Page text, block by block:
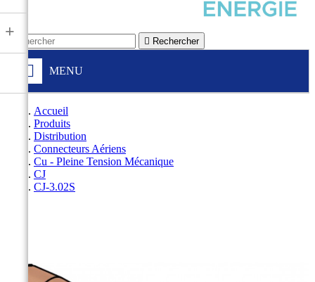
 Rechercher
MENU
+
Accueil
Produits
Distribution
Connecteurs Aériens
Cu - Pleine Tension Mécanique
CJ
CJ-3.02S